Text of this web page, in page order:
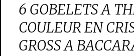
6 GOBELETS A
COULEUR EN
GROSS A